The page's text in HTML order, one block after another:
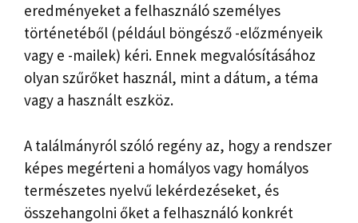
eredményeket a felhasználó személyes
történetéből (például böngésző -előzményeik
vagy e -mailek) kéri. Ennek megvalósításához
olyan szűrőket használ, mint a dátum, a téma
vagy a használt eszköz.
A találmányról szóló regény az, hogy a rendszer
képes megérteni a homályos vagy homályos
természetes nyelvű lekérdezéseket, és
összehangolni őket a felhasználó konkrét